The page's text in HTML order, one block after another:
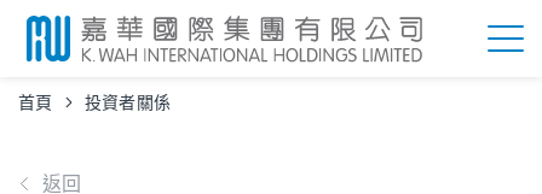
首頁 投資者關係
返回